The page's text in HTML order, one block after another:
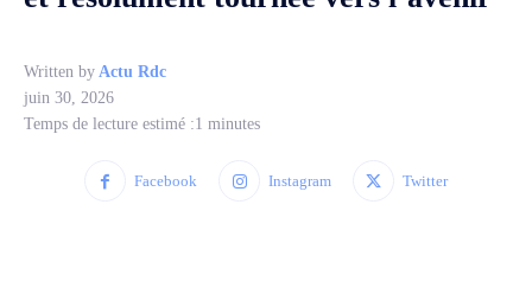
Written by Actu Rdc
juin 30, 2026
Temps de lecture estimé :1 minutes
Facebook Instagram Twitter